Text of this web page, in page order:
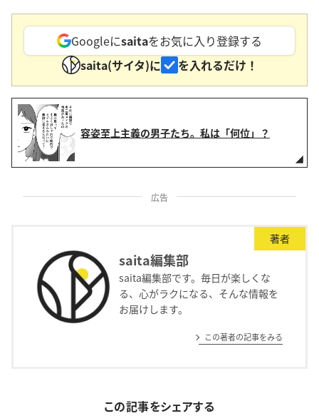
Googleにsaitaをお気に入り登録する
saita(サイタ)に
を入れるだけ！
容姿至上主義の男子たち。私は「何位」？
広告
著者
saita編集部
saita編集部です。毎日が楽しくな
る、心がラクになる、そんな情報を
お届けします。
この著者の記事をみる
この記事をシェアする